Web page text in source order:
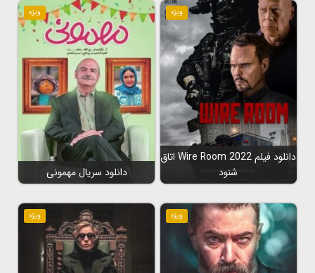
ویژه
دانلود فیلم Wire Room 2022 اتاق
شنود
ویژه
دانلود سریال مهمونی
ویژه ویژه